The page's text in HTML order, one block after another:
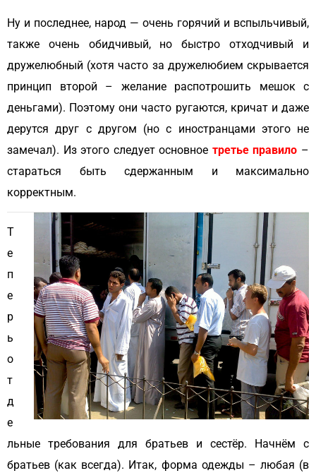
Ну и последнее, народ — очень горячий и вспыльчивый,
также очень обидчивый, но быстро отходчивый и
дружелюбный (хотя часто за дружелюбием скрывается
принцип второй – желание распотрошить мешок с
деньгами). Поэтому они часто ругаются, кричат и даже
дерутся друг с другом (но с иностранцами этого не
замечал). Из этого следует основное третье правило –
стараться быть сдержанным и максимально
корректным.
Т
е
п
е
р
ь
о
т
д
е
льные требования для братьев и сестёр. Начнём с
братьев (как всегда). Итак, форма одежды – любая (в